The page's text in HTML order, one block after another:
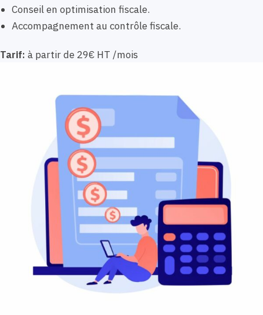
Conseil en optimisation fiscale.
Accompagnement au contrôle fiscale.
Tarif: à partir de 29€ HT /mois